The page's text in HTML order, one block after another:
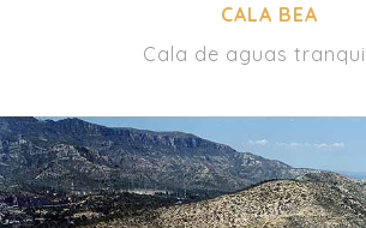
CALA BEA
Cala de aguas